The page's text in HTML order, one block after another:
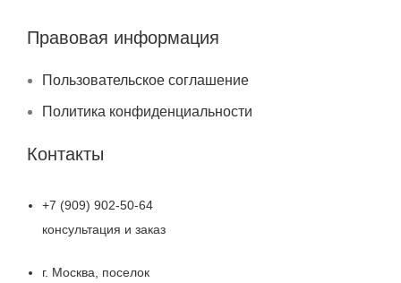
Правовая информация
Пользовательское соглашение
Политика конфиденциальности
Контакты
+7 (909) 902-50-64
консультация и заказ
г. Москва, поселок